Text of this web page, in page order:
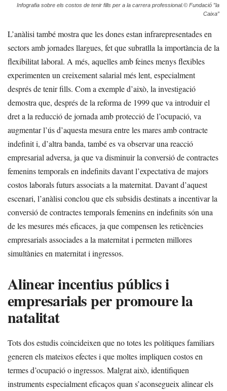
Infografia sobre els costos de tenir fills per a la carrera professional.© Fundació ”la
Caixa”
L’anàlisi també mostra que les dones estan infrarepresentades en
sectors amb jornades llargues, fet que subratlla la importància de la
flexibilitat laboral. A més, aquelles amb feines menys flexibles
experimenten un creixement salarial més lent, especialment
després de tenir fills. Com a exemple d’això, la investigació
demostra que, després de la reforma de 1999 que va introduir el
dret a la reducció de jornada amb protecció de l’ocupació, va
augmentar l’ús d’aquesta mesura entre les mares amb contracte
indefinit i, d’altra banda, també es va observar una reacció
empresarial adversa, ja que va disminuir la conversió de contractes
femenins temporals en indefinits davant l’expectativa de majors
costos laborals futurs associats a la maternitat. Davant d’aquest
escenari, l’anàlisi conclou que els subsidis destinats a incentivar la
conversió de contractes temporals femenins en indefinits són una
de les mesures més eficaces, ja que compensen les reticències
empresarials associades a la maternitat i permeten millores
simultànies en maternitat i ingressos.
Alinear incentius públics i
empresarials per promoure la
natalitat
Tots dos estudis coincideixen que no totes les polítiques familiars
generen els mateixos efectes i que moltes impliquen costos en
termes d’ocupació o ingressos. Malgrat això, identifiquen
instruments especialment eficaços quan s’aconsegueix alinear els